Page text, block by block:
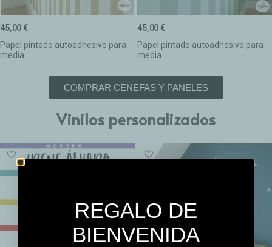
Papel pintado autoadhesivo para
media...
45,00 €
Papel pintado autoadhesivo para
media...
45,00 €
COMPRAR CENEFAS Y PANELES
Vinilos personalizados
REGALO DE
BIENVENIDA